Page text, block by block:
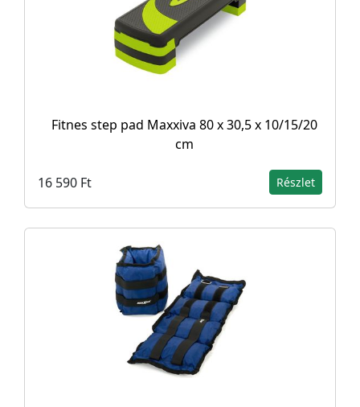
Fitnes step pad Maxxiva 80 x 30,5 x 10/15/20
cm
16 590 Ft Részlet